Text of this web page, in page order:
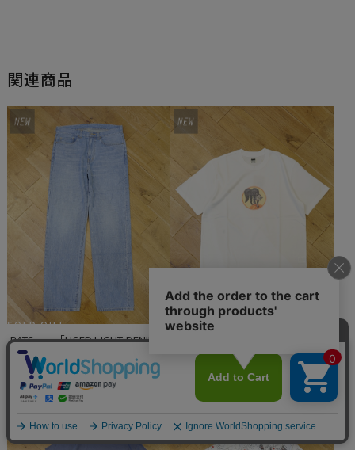
関連商品
SOLD OUT
RATS　　「USED LIGHT DENIM
PANTS」　　ユーズド加工 5ポケ
ットデニムパンツ
¥31,900(税込)
リントティーシャツ
¥13,200(税込)